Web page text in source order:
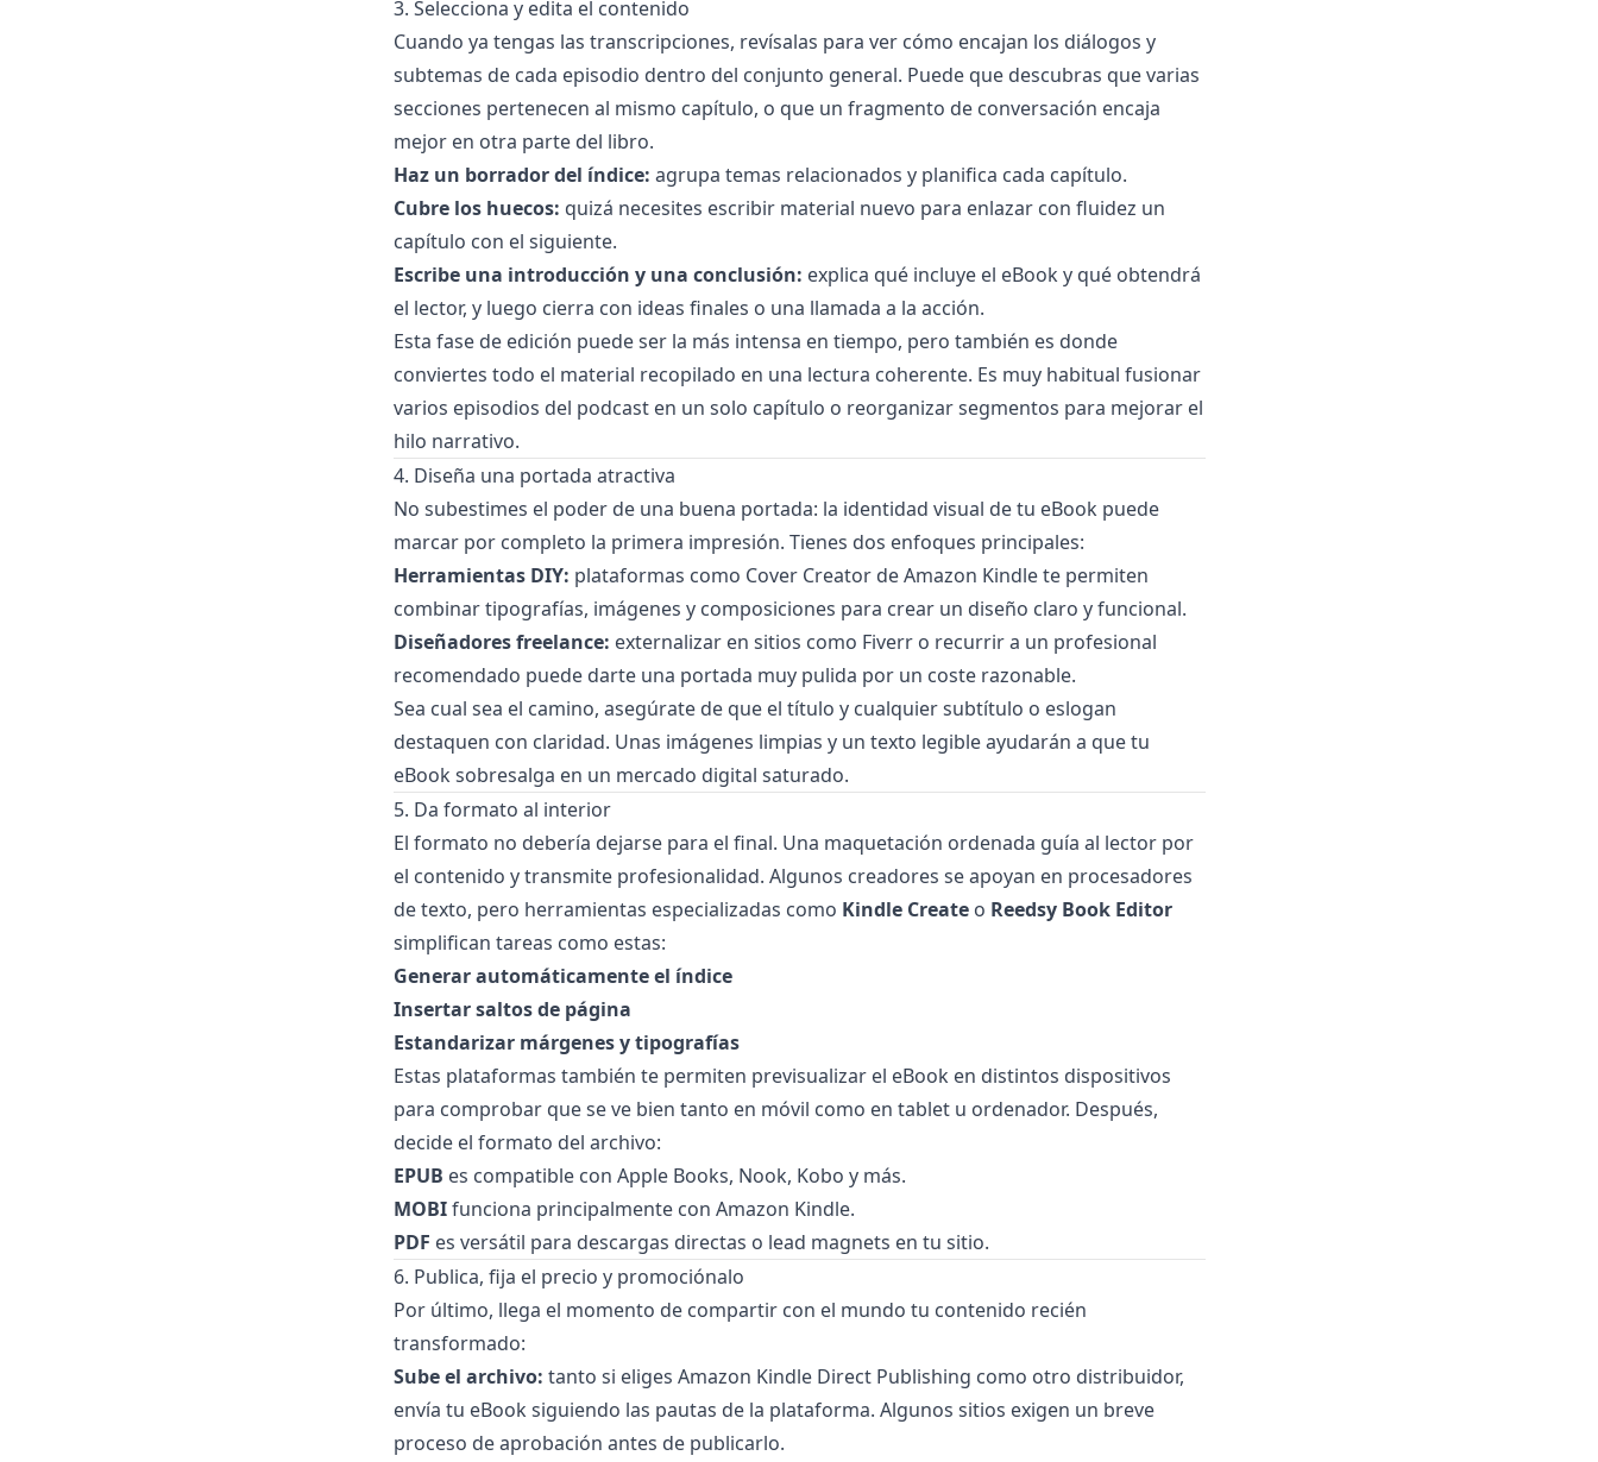
3. Selecciona y edita el contenido
Cuando ya tengas las transcripciones, revísalas para ver cómo encajan los diálogos y
subtemas de cada episodio dentro del conjunto general. Puede que descubras que varias
secciones pertenecen al mismo capítulo, o que un fragmento de conversación encaja
mejor en otra parte del libro.
Haz un borrador del índice: agrupa temas relacionados y planifica cada capítulo.
Cubre los huecos: quizá necesites escribir material nuevo para enlazar con fluidez un
capítulo con el siguiente.
Escribe una introducción y una conclusión: explica qué incluye el eBook y qué obtendrá
el lector, y luego cierra con ideas finales o una llamada a la acción.
Esta fase de edición puede ser la más intensa en tiempo, pero también es donde
conviertes todo el material recopilado en una lectura coherente. Es muy habitual fusionar
varios episodios del podcast en un solo capítulo o reorganizar segmentos para mejorar el
hilo narrativo.
4. Diseña una portada atractiva
No subestimes el poder de una buena portada: la identidad visual de tu eBook puede
marcar por completo la primera impresión. Tienes dos enfoques principales:
Herramientas DIY: plataformas como Cover Creator de Amazon Kindle te permiten
combinar tipografías, imágenes y composiciones para crear un diseño claro y funcional.
Diseñadores freelance: externalizar en sitios como Fiverr o recurrir a un profesional
recomendado puede darte una portada muy pulida por un coste razonable.
Sea cual sea el camino, asegúrate de que el título y cualquier subtítulo o eslogan
destaquen con claridad. Unas imágenes limpias y un texto legible ayudarán a que tu
eBook sobresalga en un mercado digital saturado.
5. Da formato al interior
El formato no debería dejarse para el final. Una maquetación ordenada guía al lector por
el contenido y transmite profesionalidad. Algunos creadores se apoyan en procesadores
de texto, pero herramientas especializadas como Kindle Createo Reedsy Book Editor
simplifican tareas como estas:
Generar automáticamente el índice
Insertar saltos de página
Estandarizar márgenes y tipografías
Estas plataformas también te permiten previsualizar el eBook en distintos dispositivos
para comprobar que se ve bien tanto en móvil como en tablet u ordenador. Después,
decide el formato del archivo:
EPUB es compatible con Apple Books, Nook, Kobo y más.
MOBIfunciona principalmente con Amazon Kindle.
PDF es versátil para descargas directas o lead magnets en tu sitio.
6. Publica, fija el precio y promociónalo
Por último, llega el momento de compartir con el mundo tu contenido recién
transformado:
Sube el archivo: tanto si eliges Amazon Kindle Direct Publishing como otro distribuidor,
envía tu eBook siguiendo las pautas de la plataforma. Algunos sitios exigen un breve
proceso de aprobación antes de publicarlo.